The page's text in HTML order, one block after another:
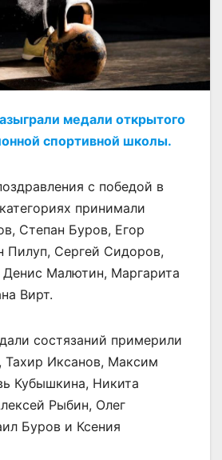
медали открытого
спортивной школы.
с победой в
принимали
Степан Буров, Егор
Пилуп, Сергей Сидоров,
Малютин, Маргарита
Вирт.
состязаний примерили
Тахир Иксанов, Максим
Кубышкина, Никита
Рыбин, Олег
Буров и Ксения